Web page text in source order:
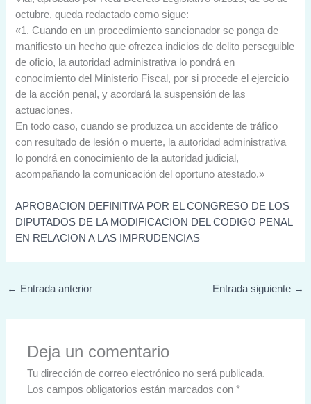
octubre, queda redactado como sigue:
«1. Cuando en un procedimiento sancionador se ponga de
manifiesto un hecho que ofrezca indicios de delito perseguible
de oficio, la autoridad administrativa lo pondrá en
conocimiento del Ministerio Fiscal, por si procede el ejercicio
de la acción penal, y acordará la suspensión de las
actuaciones.
En todo caso, cuando se produzca un accidente de tráfico
con resultado de lesión o muerte, la autoridad administrativa
lo pondrá en conocimiento de la autoridad judicial,
acompañando la comunicación del oportuno atestado.»
APROBACION DEFINITIVA POR EL CONGRESO DE LOS
DIPUTADOS DE LA MODIFICACION DEL CODIGO PENAL
EN RELACION A LAS IMPRUDENCIAS
← Entrada anterior Entrada siguiente →
Deja un comentario
Tu dirección de correo electrónico no será publicada.
Los campos obligatorios están marcados con*